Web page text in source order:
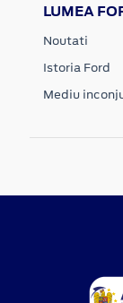
LUMEA
Noutati
Istoria Ford
Mediu